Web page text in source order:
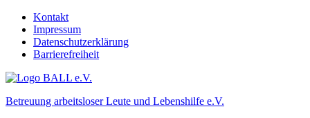
Kontakt
Impressum
Datenschutzerklärung
Barrierefreiheit
Betreuung arbeitsloser Leute und Lebenshilfe e.V.